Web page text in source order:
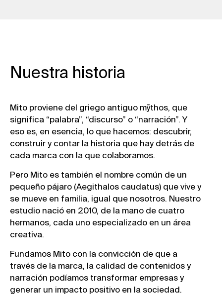
Nuestra historia
Mito proviene del griego antiguo mȳthos, que
significa “palabra”, “discurso” o “narración”. Y
eso es, en esencia, lo que hacemos: descubrir,
construir y contar la historia que hay detrás de
cada marca con la que colaboramos.
Pero Mito es también el nombre común de un
pequeño pájaro (Aegithalos caudatus) que vive y
se mueve en familia, igual que nosotros. Nuestro
estudio nació en 2010, de la mano de cuatro
hermanos, cada uno especializado en un área
creativa.
Fundamos Mito con la convicción de que a
través de la marca, la calidad de contenidos y
narración podíamos transformar empresas y
generar un impacto positivo en la sociedad.